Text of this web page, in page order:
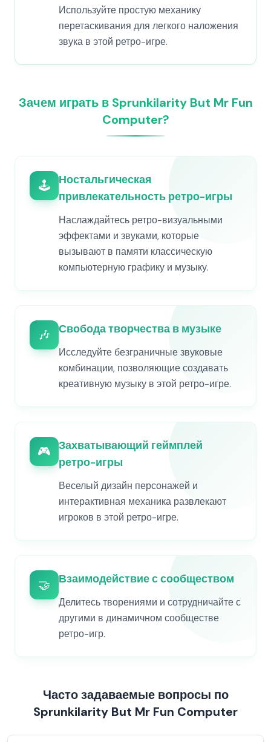
Используйте простую механику
перетаскивания для легкого наложения
звука в этой ретро-игре.
Зачем играть в Sprunkilarity But Mr Fun
Computer?
🕹️
Ностальгическая
привлекательность ретро-игры
Наслаждайтесь ретро-визуальными
эффектами и звуками, которые
вызывают в памяти классическую
компьютерную графику и музыку.
🎶 Свобода творчества в музыке
Исследуйте безграничные звуковые
комбинации, позволяющие создавать
креативную музыку в этой ретро-игре.
🎮 Захватывающий геймплей
ретро-игры
Веселый дизайн персонажей и
интерактивная механика развлекают
игроков в этой ретро-игре.
🤝 Взаимодействие с сообществом
Делитесь творениями и сотрудничайте с
другими в динамичном сообществе
ретро-игр.
Часто задаваемые вопросы по
Sprunkilarity But Mr Fun Computer